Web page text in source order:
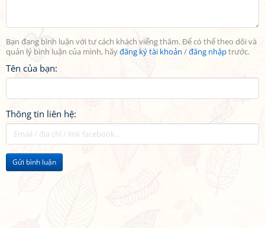
Bạn đang bình luận với tư cách khách viếng thăm. Để có thể theo dõi và
quản lý bình luận của mình, hãyđăng ký tài khoản /đăng nhậptrước.
Tên của bạn:
Thông tin liên hệ:
Gửi bình luận